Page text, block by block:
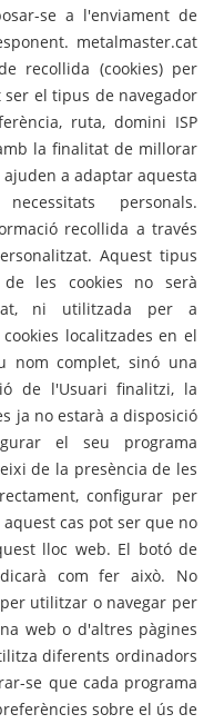
se a l'enviament de
metalmaster.cat
recollida (cookies) per
el tipus de navegador
ruta, domini ISP
la finalitat de millorar
ajuden a adaptar aquesta
personals.
recollida a través
Aquest tipus
les cookies no serà
ni utilitzada per a
localitzades en el
nom complet, sinó una
de l'Usuari finalitzi, la
ja no estarà a disposició
el seu programa
de la presència de les
configurar per
cas pot ser que no
lloc web. El botó de
com fer això. No
utilitzar o navegar per
web o d'altres pàgines
diferents ordinadors
se que cada programa
sobre el ús de